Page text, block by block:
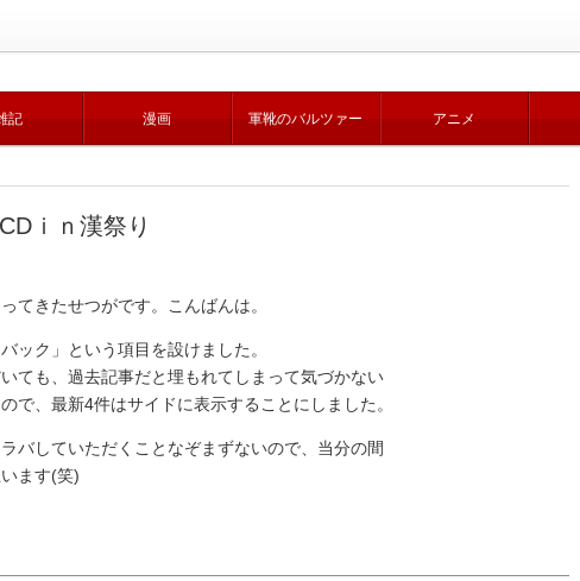
記 漫画 軍靴のバルツァー アニメ
ｉｎ漢祭り
てきたせつがです。こんばんは。
ック」という項目を設けました。
ても、過去記事だと埋もれてしまって気づかない
で、最新4件はサイドに表示することにしました。
バしていただくことなぞまずないので、当分の間
ます(笑)